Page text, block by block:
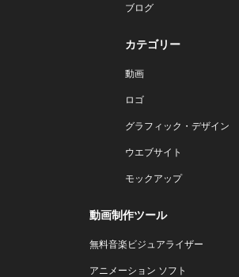
ブログ
カテゴリー
動画
ロゴ
グラフィック・デザイン
ウエブサイト
モックアップ
動画制作ツール
無料音楽ビジュアライザー
アニメーション ソフト